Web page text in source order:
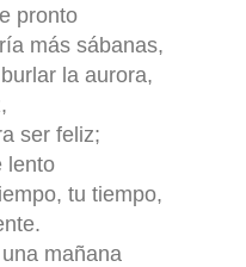
pronto
más sábanas,
la aurora,
ser feliz;
lento
tu tiempo,
mañana